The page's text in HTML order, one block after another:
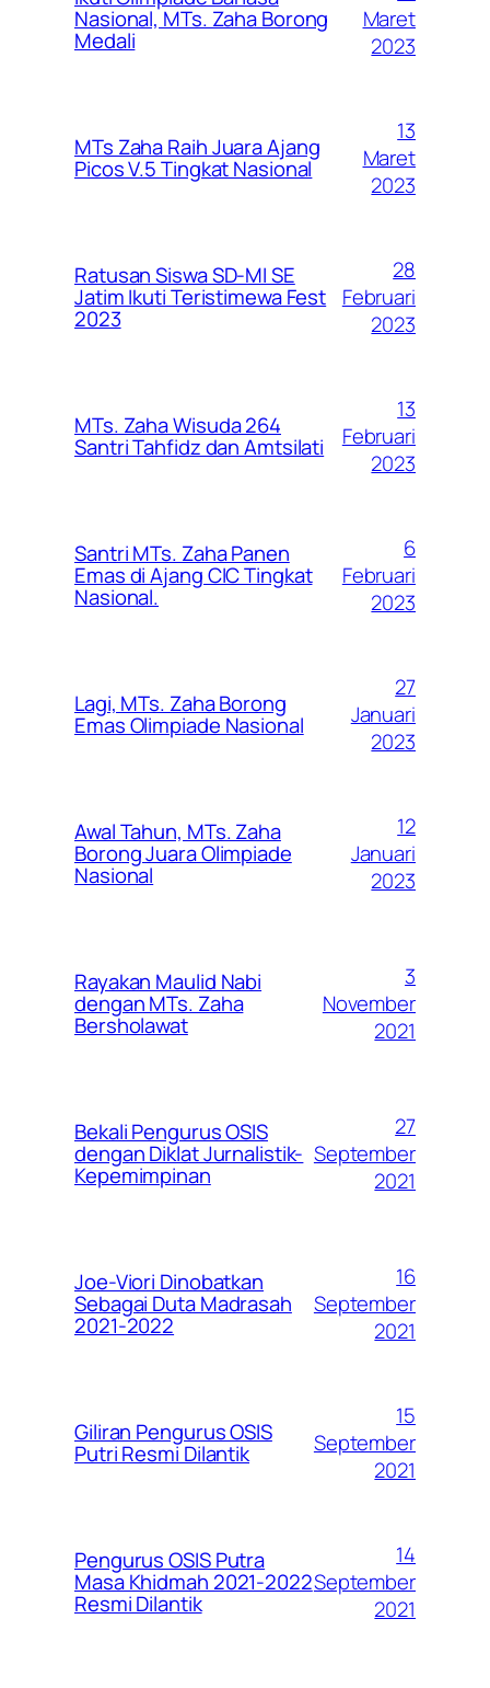
Nasional, MTs. Zaha Borong
Medali
Maret
2023
MTs Zaha Raih Juara Ajang
Picos V.5 Tingkat Nasional
13
Maret
2023
Ratusan Siswa SD-MI SE
Jatim Ikuti Teristimewa Fest
2023
28
Februari
2023
MTs. Zaha Wisuda 264
Santri Tahfidz dan Amtsilati
13
Februari
2023
Santri MTs. Zaha Panen
Emas di Ajang CIC Tingkat
Nasional.
6
Februari
2023
Lagi, MTs. Zaha Borong
Emas Olimpiade Nasional
27
Januari
2023
Awal Tahun, MTs. Zaha
Borong Juara Olimpiade
Nasional
12
Januari
2023
Rayakan Maulid Nabi
dengan MTs. Zaha
Bersholawat
3
November
2021
Bekali Pengurus OSIS
dengan Diklat Jurnalistik-
Kepemimpinan
27
September
2021
Joe-Viori Dinobatkan
Sebagai Duta Madrasah
2021-2022
16
September
2021
Giliran Pengurus OSIS
Putri Resmi Dilantik
15
September
2021
Pengurus OSIS Putra
Masa Khidmah 2021-2022
Resmi Dilantik
14
September
2021